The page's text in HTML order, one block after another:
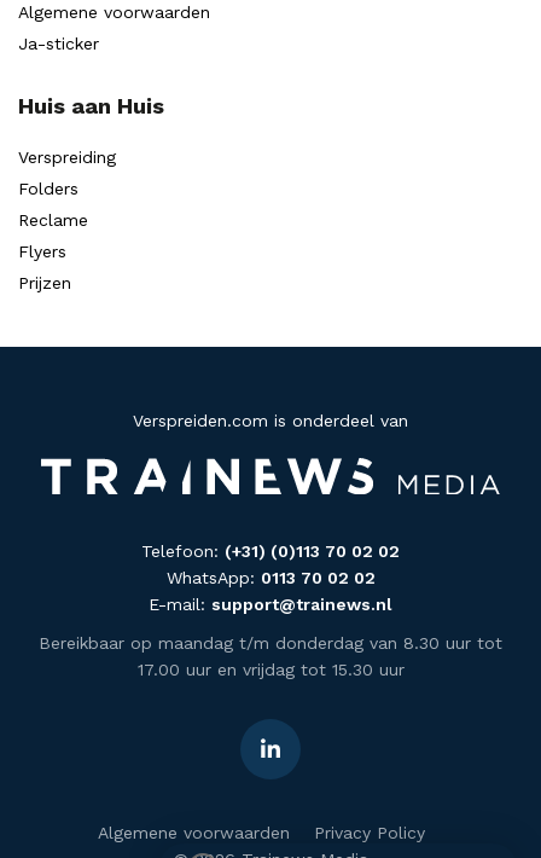
Algemene voorwaarden
Ja-sticker
Huis aan Huis
Verspreiding
Folders
Reclame
Flyers
Prijzen
Verspreiden.com is onderdeel van
Telefoon: (+31) (0)113 70 02 02
WhatsApp: 0113 70 02 02
E-mail: support@trainews.nl
Bereikbaar op maandag t/m donderdag van 8.30 uur tot
17.00 uur en vrijdag tot 15.30 uur
Algemene voorwaarden
Privacy Policy